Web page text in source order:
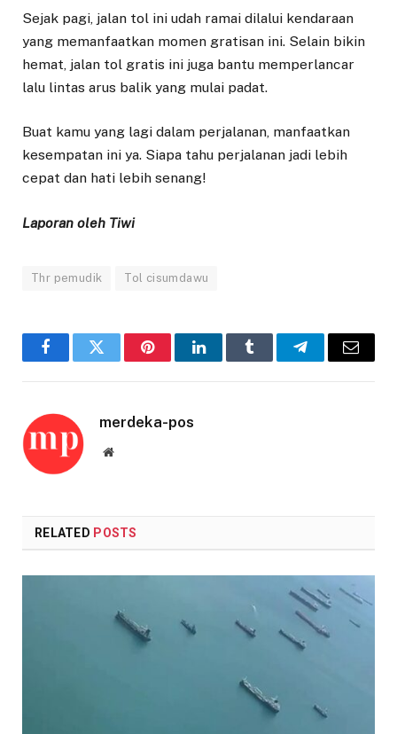
Sejak pagi, jalan tol ini udah ramai dilalui kendaraan
yang memanfaatkan momen gratisan ini. Selain bikin
hemat, jalan tol gratis ini juga bantu memperlancar
lalu lintas arus balik yang mulai padat.
Buat kamu yang lagi dalam perjalanan, manfaatkan
kesempatan ini ya. Siapa tahu perjalanan jadi lebih
cepat dan hati lebih senang!
Laporan oleh Tiwi
Thr pemudik Tol cisumdawu
FacebookTwitter PinterestLinkedInTumblr TelegramEmail
merdeka-pos
Website
RELATED POSTS